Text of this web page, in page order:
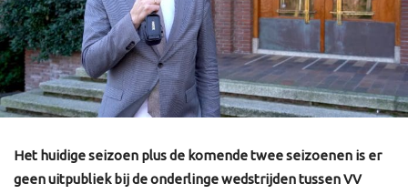
Het huidige seizoen plus de komende twee seizoenen is er
geen uitpubliek bij de onderlinge wedstrijden tussen VV